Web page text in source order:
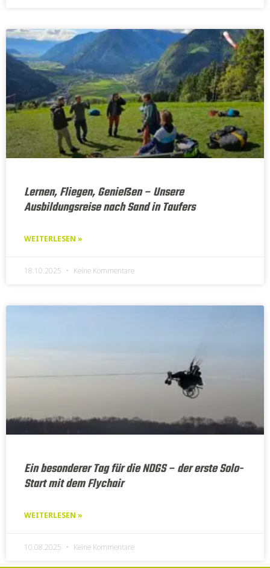
Lernen, Fliegen, Genießen – Unsere
Ausbildungsreise nach Sand in Taufers
WEITERLESEN »
18.10.2025 Keine Kommentare
Ein besonderer Tag für die NDGS – der erste Solo-
Start mit dem Flychair
WEITERLESEN »
10.08.2025 Keine Kommentare